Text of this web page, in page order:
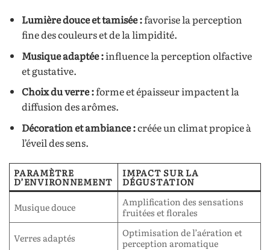
Lumière douce et tamisée :favorise la perception
fine des couleurs et de la limpidité.
Musique adaptée :influence la perception olfactive
et gustative.
Choix du verre :forme et épaisseur impactent la
diffusion des arômes.
Décoration et ambiance :créée un climat propice à
l’éveil des sens.
PARAMÈTRE
D’ENVIRONNEMENT
IMPACT SUR LA
DÉGUSTATION
Musique douce
Amplification des sensations
fruitées et florales
Verres adaptés
Optimisation de l’aération et
perception aromatique